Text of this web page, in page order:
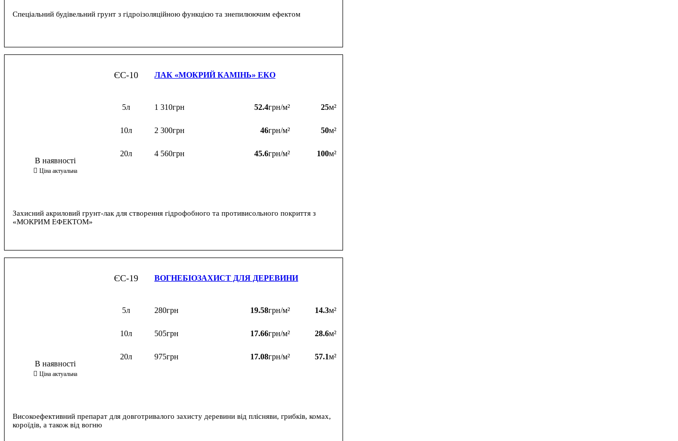
Спеціальний будівельний грунт з гідроізоляційною функцією та знепилюючим ефектом
ЄС-10 ЛАК «МОКРИЙ КАМІНЬ» ЕКО
5л 1 310грн 52.4грн/м² 25м²
10л 2 300грн 46грн/м² 50м²
20л 4 560грн 45.6грн/м² 100м²
Захисний акриловий грунт-лак для створення гідрофобного та противисольного покриття з
«МОКРИМ ЕФЕКТОМ»
ЄС-19 ВОГНЕБІОЗАХИСТ ДЛЯ ДЕРЕВИНИ
5л 280грн 19.58грн/м² 14.3м²
10л 505грн 17.66грн/м² 28.6м²
20л 975грн 17.08грн/м² 57.1м²
Високоефективний препарат для довготривалого захисту деревини від плісняви, грибків, комах,
короїдів, а також від вогню